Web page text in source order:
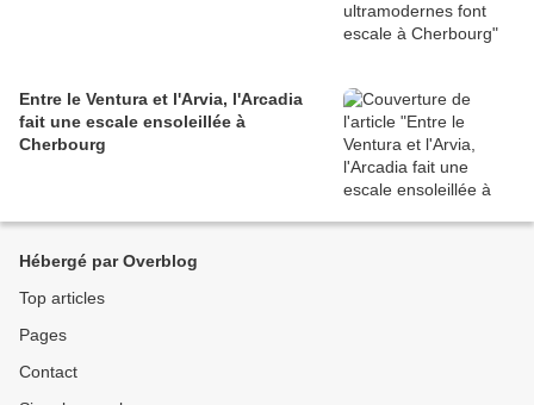
Entre le Ventura et l'Arvia, l'Arcadia
fait une escale ensoleillée à
Cherbourg
Hébergé par Overblog
Top articles
Pages
Contact